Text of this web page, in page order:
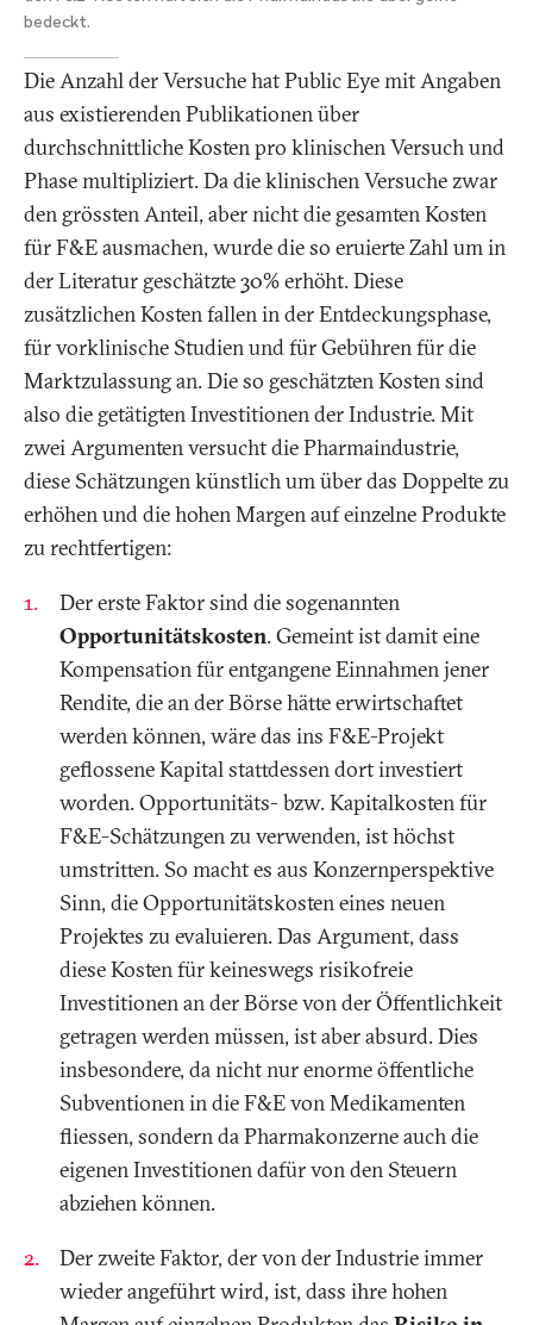
bedeckt.
Die Anzahl der Versuche hat Public Eye mit Angaben
aus existierenden Publikationen über
durchschnittliche Kosten pro klinischen Versuch und
Phase multipliziert. Da die klinischen Versuche zwar
den grössten Anteil, aber nicht die gesamten Kosten
für F&E ausmachen, wurde die so eruierte Zahl um in
der Literatur geschätzte 30% erhöht. Diese
zusätzlichen Kosten fallen in der Entdeckungsphase,
für vorklinische Studien und für Gebühren für die
Marktzulassung an. Die so geschätzten Kosten sind
also die getätigten Investitionen der Industrie. Mit
zwei Argumenten versucht die Pharmaindustrie,
diese Schätzungen künstlich um über das Doppelte zu
erhöhen und die hohen Margen auf einzelne Produkte
zu rechtfertigen:
Der erste Faktor sind die sogenannten
Opportunitätskosten. Gemeint ist damit eine
Kompensation für entgangene Einnahmen jener
Rendite, die an der Börse hätte erwirtschaftet
werden können, wäre das ins F&E-Projekt
geflossene Kapital stattdessen dort investiert
worden. Opportunitäts- bzw. Kapitalkosten für
F&E-Schätzungen zu verwenden, ist höchst
umstritten. So macht es aus Konzernperspektive
Sinn, die Opportunitätskosten eines neuen
Projektes zu evaluieren. Das Argument, dass
diese Kosten für keineswegs risikofreie
Investitionen an der Börse von der Öffentlichkeit
getragen werden müssen, ist aber absurd. Dies
insbesondere, da nicht nur enorme öffentliche
Subventionen in die F&E von Medikamenten
fliessen, sondern da Pharmakonzerne auch die
eigenen Investitionen dafür von den Steuern
abziehen können.
Der zweite Faktor, der von der Industrie immer
wieder angeführt wird, ist, dass ihre hohen